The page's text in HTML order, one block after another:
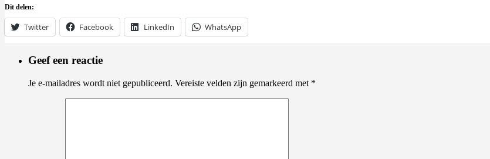
Dit delen:
Twitter Facebook LinkedIn WhatsApp
Geef een reactie
Je e-mailadres wordt niet gepubliceerd. Vereiste velden zijn gemarkeerd met *